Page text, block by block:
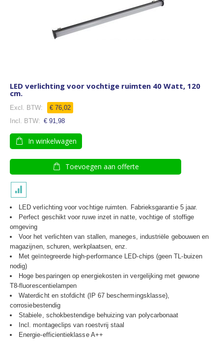
LED verlichting voor vochtige ruimten 40 Watt, 120
cm.
€ 76,02
€ 91,98
In winkelwagen
Toevoegen aan offerte
LED verlichting voor vochtige ruimten. Fabrieksgarantie 5 jaar.
Perfect geschikt voor ruwe inzet in natte, vochtige of stoffige
omgeving
Voor het verlichten van stallen, maneges, industriële gebouwen en
magazijnen, schuren, werkplaatsen, enz.
Met geïntegreerde high-performance LED-chips (geen TL-buizen
nodig)
Hoge besparingen op energiekosten in vergelijking met gewone
T8-fluorescentielampen
Waterdicht en stofdicht (IP 67 beschermingsklasse),
corrosiebestendig
Stabiele, schokbestendige behuizing van polycarbonaat
Incl. montageclips van roestvrij staal
Energie-efficientieklasse A++